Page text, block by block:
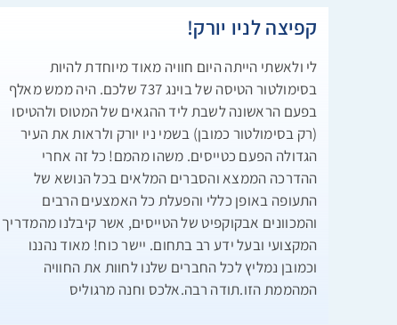
קפיצה לניו יורק!
לי ולאשתי הייתה היום חוויה מאוד מיוחדת להיות
בסימולטור הטיסה של בוינג 737 שלכם. היה ממש מאלף
בפעם הראשונה לשבת ליד ההגאים של המטוס ולהטיסו
(רק בסימולטור כמובן) בשמי ניו יורק ולראות את העיר
הגדולה הפעם כטייסים. משהו מהמם! כל זה אחרי
ההדרכה הממצא והסברים המלאים בכל הנושא של
התעופה באופן כללי והפעלת כל האמצעים הרבים
והמכוונים אבקוקפיט של הטייסים, אשר קיבלנו מהמדריך
המקצועי ובעל ידע רב בתחום. יישר כוח! מאוד נהננו
וכמובן נמליץ לכל החברים שלנו לחוות את החוויה
המהממת הזו.תודה רבה.אלכס וחנה מרגוליס